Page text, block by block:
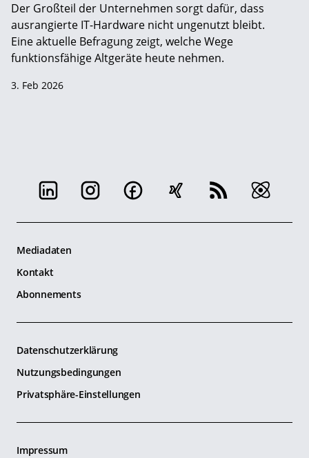
Der Großteil der Unternehmen sorgt dafür, dass
ausrangierte IT-Hardware nicht ungenutzt bleibt.
Eine aktuelle Befragung zeigt, welche Wege
funktionsfähige Altgeräte heute nehmen.
3. Feb 2026
Mediadaten
Kontakt
Abonnements
Datenschutzerklärung
Nutzungsbedingungen
Privatsphäre-Einstellungen
Impressum